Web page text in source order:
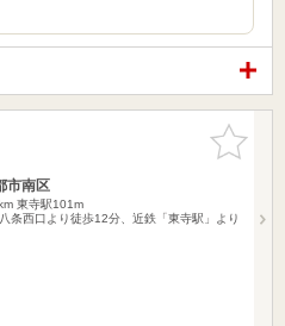
お気に入
りに追加
市南区
東寺駅101m
条西口より徒歩12分、近鉄「東寺駅」より